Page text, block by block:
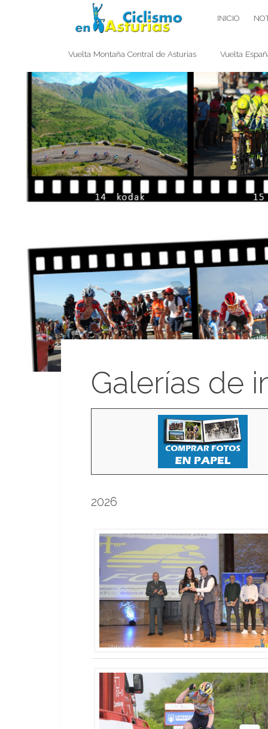
CICLISMO EN ASTURIAS INICIO
Vuelta Montaña Central de Asturias Vuelta
Galerías de
2026